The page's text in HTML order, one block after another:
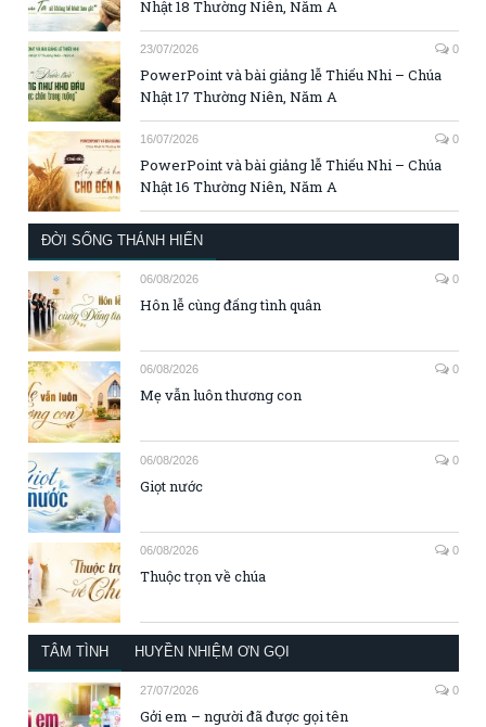
Nhật 18 Thường Niên, Năm A
23/07/2026 0
PowerPoint và bài giảng lễ Thiếu Nhi – Chúa
Nhật 17 Thường Niên, Năm A
16/07/2026 0
PowerPoint và bài giảng lễ Thiếu Nhi – Chúa
Nhật 16 Thường Niên, Năm A
ĐỜI SỐNG THÁNH HIẾN
06/08/2026 0
Hôn lễ cùng đấng tình quân
06/08/2026 0
Mẹ vẫn luôn thương con
06/08/2026 0
Giọt nước
06/08/2026 0
Thuộc trọn về chúa
TÂM TÌNH HUYỀN NHIỆM ƠN GỌI
27/07/2026 0
Gởi em – người đã được gọi tên